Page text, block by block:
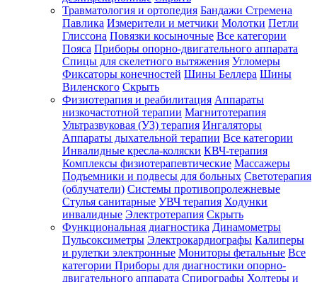
Травматология и ортопедия Бандажи Стремена
Павлика Измерители и метчики Молотки Петли
Глиссона Повязки косыночные Все категории
Пояса Приборы опорно-двигательного аппарата
Спицы для скелетного вытяжения Угломеры
Фиксаторы конечностей Шины Беллера Шины
Виленского Скрыть
Физиотерапия и реабилитация Аппараты
низкочастотной терапии Магнитотерапия
Ультразвуковая (УЗ) терапия Ингаляторы
Аппараты дыхательной терапии Все категории
Инвалидные кресла-коляски КВЧ-терапия
Комплексы физиотерапевтические Массажеры
Подъемники и подвесы для больных Светотерапия
(облучатели) Системы противопролежневые
Стулья санитарные УВЧ терапия Ходунки
инвалидные Электротерапия Скрыть
Функциональная диагностика Динамометры
Пульсоксиметры Электрокардиографы Калиперы
и рулетки электронные Мониторы фетальные Все
категории Приборы для диагностики опорно-
двигательного аппарата Спирографы Холтеры и